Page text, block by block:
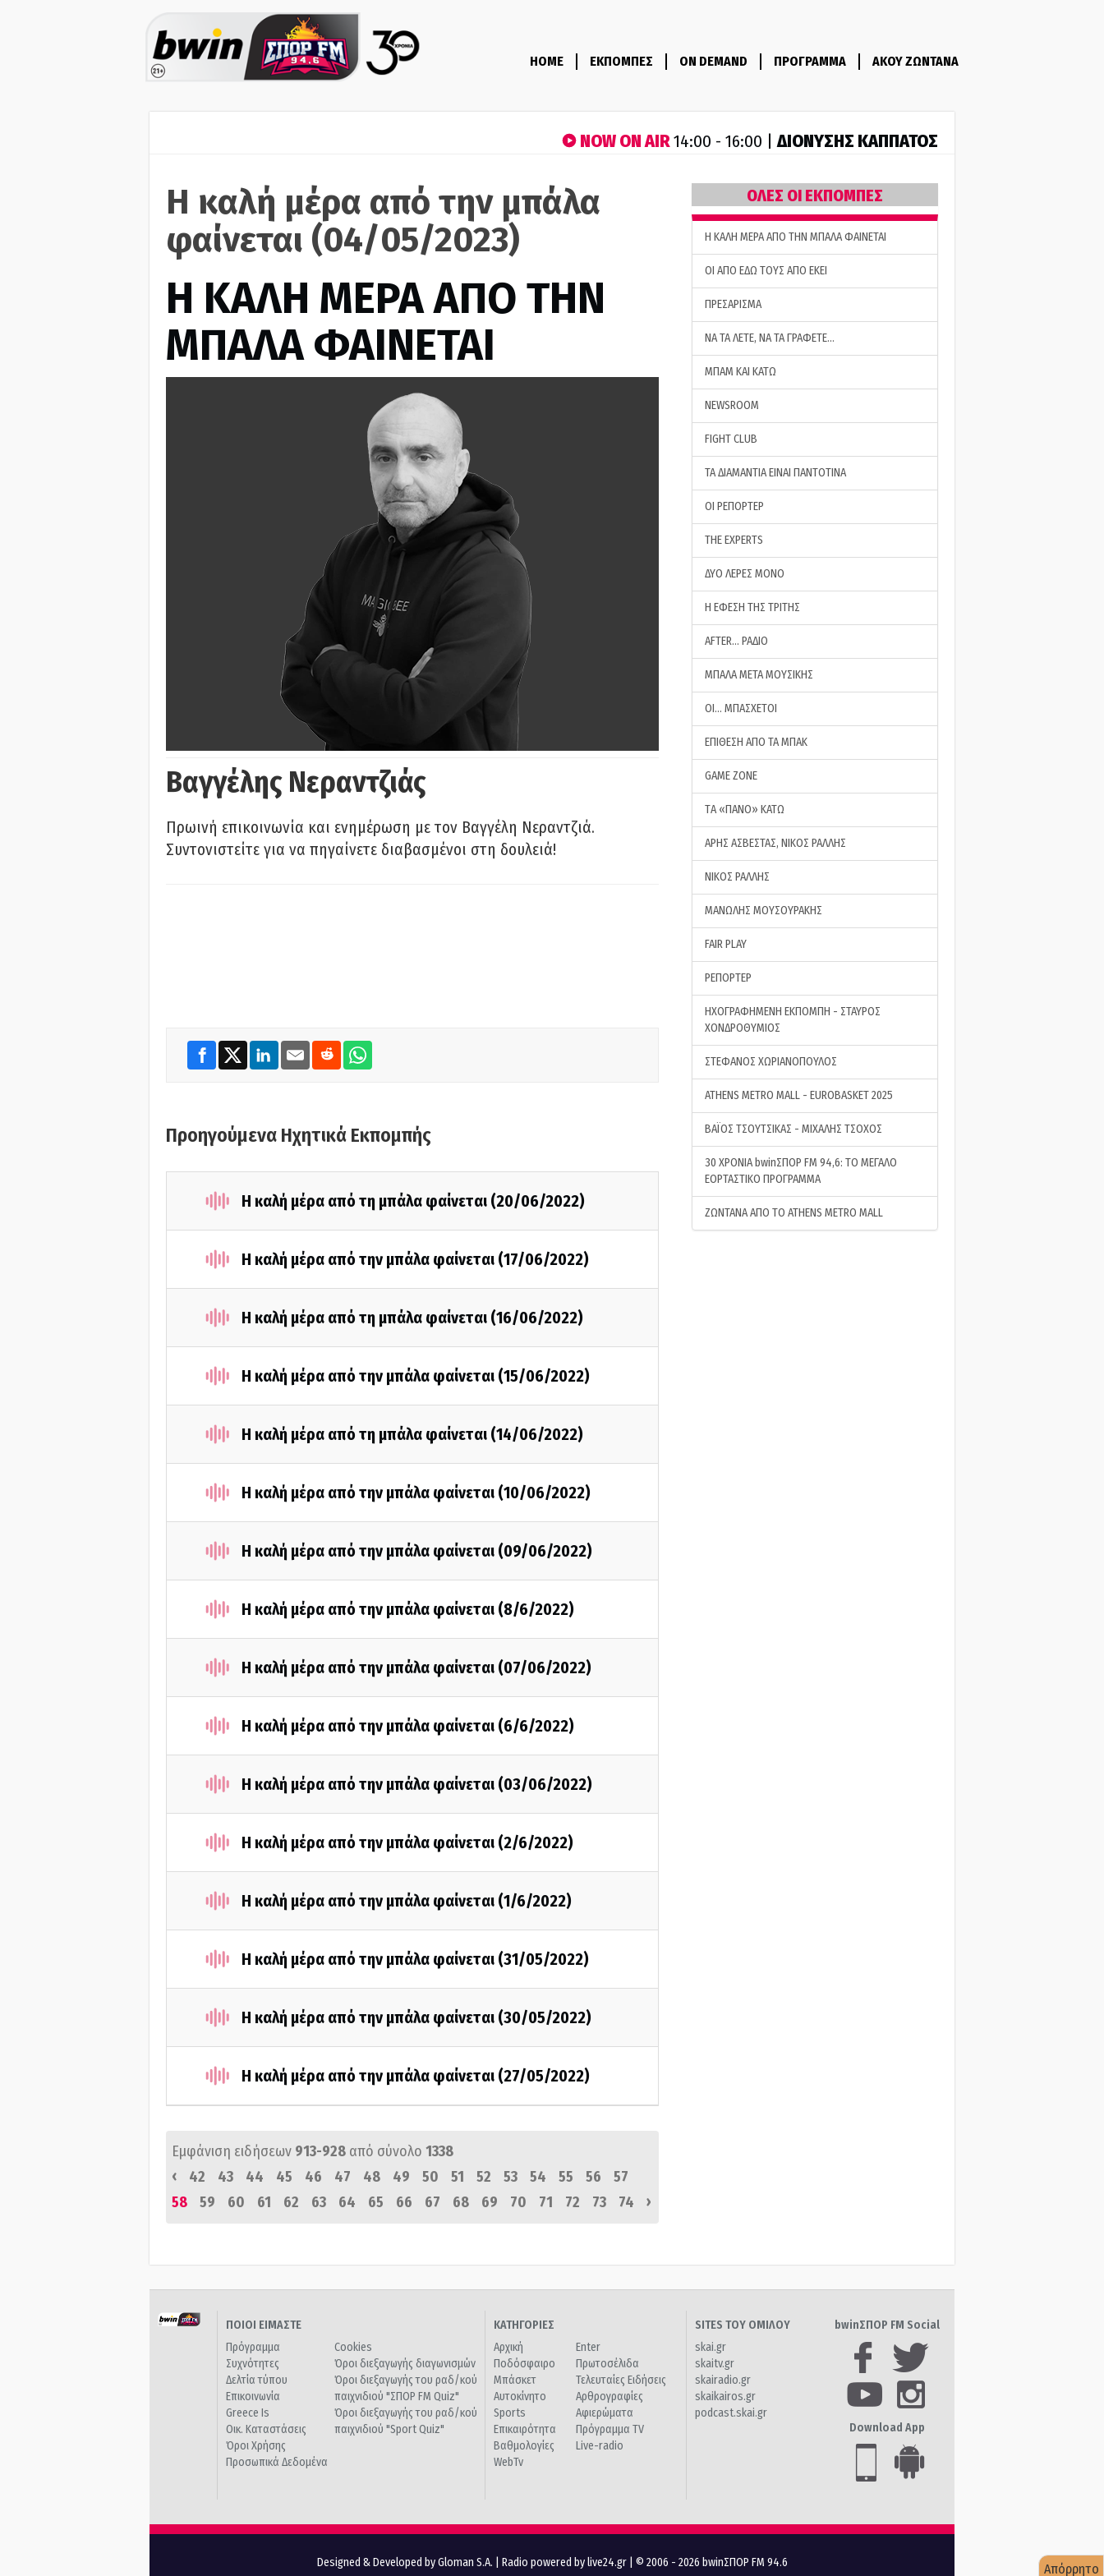
HOME ΕΚΠΟΜΠΕΣ ON DEMAND ΠΡΟΓΡΑΜΜΑ ΑΚΟΥ ΖΩΝΤΑΝΑ
NOW ON AIR14:00 - 16:00 |ΔΙΟΝΥΣΗΣ ΚΑΠΠΑΤΟΣ
Η καλή μέρα από την μπάλα
φαίνεται (04/05/2023)
H ΚΑΛΗ ΜΕΡΑ ΑΠΟ ΤΗΝ
ΜΠΑΛΑ ΦΑΙΝΕΤΑΙ
Βαγγέλης Νεραντζιάς
Πρωινή επικοινωνία και ενημέρωση με τον Βαγγέλη Νεραντζιά.
Συντονιστείτε για να πηγαίνετε διαβασμένοι στη δουλειά!
Προηγούμενα Ηχητικά Εκπομπής
Η καλή μέρα από τη μπάλα φαίνεται (20/06/2022)
Η καλή μέρα από την μπάλα φαίνεται (17/06/2022)
Η καλή μέρα από τη μπάλα φαίνεται (16/06/2022)
Η καλή μέρα από την μπάλα φαίνεται (15/06/2022)
Η καλή μέρα από τη μπάλα φαίνεται (14/06/2022)
Η καλή μέρα από την μπάλα φαίνεται (10/06/2022)
Η καλή μέρα από την μπάλα φαίνεται (09/06/2022)
Η καλή μέρα από την μπάλα φαίνεται (8/6/2022)
Η καλή μέρα από την μπάλα φαίνεται (07/06/2022)
Η καλή μέρα από την μπάλα φαίνεται (6/6/2022)
Η καλή μέρα από την μπάλα φαίνεται (03/06/2022)
Η καλή μέρα από την μπάλα φαίνεται (2/6/2022)
Η καλή μέρα από την μπάλα φαίνεται (1/6/2022)
Η καλή μέρα από την μπάλα φαίνεται (31/05/2022)
Η καλή μέρα από την μπάλα φαίνεται (30/05/2022)
Η καλή μέρα από την μπάλα φαίνεται (27/05/2022)
Εμφάνιση ειδήσεων 913-928 από σύνολο 1338
‹
42 43 44 45 46 47 48 49 50 51 52 53 54 55 56
57
58
59 60 61 62 63 64 65 66 67 68 69 70 71 72 73 74 ›
ΟΛΕΣ ΟΙ ΕΚΠΟΜΠΕΣ
H ΚΑΛΗ ΜΕΡΑ ΑΠΟ ΤΗΝ ΜΠΑΛΑ ΦΑΙΝΕΤΑΙ
ΟΙ ΑΠΟ ΕΔΩ ΤΟΥΣ ΑΠΟ ΕΚΕΙ
ΠΡΕΣΑΡΙΣΜΑ
ΝΑ ΤΑ ΛΕΤΕ, ΝΑ ΤΑ ΓΡΑΦΕΤΕ…
ΜΠΑΜ ΚΑΙ ΚΑΤΩ
NEWSROOM
FIGHT CLUB
ΤΑ ΔΙΑΜΑΝΤΙΑ ΕΙΝΑΙ ΠΑΝΤΟΤΙΝΑ
ΟΙ ΡΕΠΟΡΤΕΡ
THE EXPERTS
ΔΥΟ ΛΕΡΕΣ ΜΟΝΟ
Η ΕΦΕΣΗ ΤΗΣ ΤΡΙΤΗΣ
AFTER… ΡΑΔΙΟ
ΜΠΑΛΑ ΜΕΤΑ ΜΟΥΣΙΚΗΣ
ΟΙ… ΜΠΑΣΧΕΤΟΙ
ΕΠΙΘΕΣΗ ΑΠΟ ΤΑ ΜΠΑΚ
GAME ZONE
ΤA «ΠΑΝΟ» ΚΑΤΩ
ΑΡΗΣ ΑΣΒΕΣΤΑΣ, ΝΙΚΟΣ ΡΑΛΛΗΣ
ΝΙΚΟΣ ΡΑΛΛΗΣ
ΜΑΝΩΛΗΣ ΜΟΥΣΟΥΡΑΚΗΣ
FAIR PLAY
ΡΕΠΟΡΤΕΡ
ΗΧΟΓΡΑΦΗΜΕΝΗ ΕΚΠΟΜΠΗ - ΣΤΑΥΡΟΣ
ΧΟΝΔΡΟΘΥΜΙΟΣ
ΣΤΕΦΑΝΟΣ ΧΩΡΙΑΝΟΠΟΥΛΟΣ
ATHENS METRO MALL - EUROBASKET 2025
ΒΑΪΟΣ ΤΣΟΥΤΣΙΚΑΣ - ΜΙΧΑΛΗΣ ΤΣΟΧΟΣ
30 ΧΡΟΝΙΑ bwinΣΠΟΡ FM 94,6: ΤΟ ΜΕΓΑΛΟ
ΕΟΡΤΑΣΤΙΚΟ ΠΡΟΓΡΑΜΜΑ
ΖΩΝΤΑΝΑ ΑΠΟ ΤΟ ATHENS METRO MALL
ΠΟΙΟΙ ΕΙΜΑΣΤΕ
Πρόγραμμα
Συχνότητες
Δελτία τύπου
Επικοινωνία
Greece Is
Οικ. Καταστάσεις
Όροι Χρήσης
Προσωπικά Δεδομένα
Cookies
Όροι διεξαγωγής διαγωνισμών
Όροι διεξαγωγής του ραδ/κού
παιχνιδιού "ΣΠΟΡ FM Quiz"
Όροι διεξαγωγής του ραδ/κού
παιχνιδιού "Sport Quiz"
ΚΑΤΗΓΟΡΙΕΣ
Αρχική
Ποδόσφαιρο
Μπάσκετ
Αυτοκίνητο
Sports
Επικαιρότητα
Βαθμολογίες
WebTv
Enter
Πρωτοσέλιδα
Τελευταίες Ειδήσεις
Αρθρογραφίες
Αφιερώματα
Πρόγραμμα TV
Live-radio
SITES ΤΟΥ ΟΜΙΛΟΥ
skai.gr
skaitv.gr
skairadio.gr
skaikairos.gr
podcast.skai.gr
bwinΣΠΟΡ FM Social
Download App
Designed & Developed by Gloman S.A. Radio powered by live24.gr | © 2006 - 2026 bwinΣΠΟΡ FM 94.6 Απόρρητο